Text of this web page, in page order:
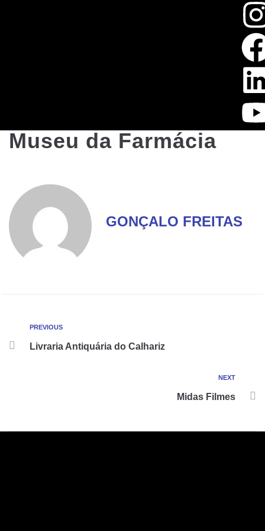
Museu da Farmácia
GONÇALO FREITAS
PREVIOUS
Livraria Antiquária do Calhariz
NEXT
Midas Filmes